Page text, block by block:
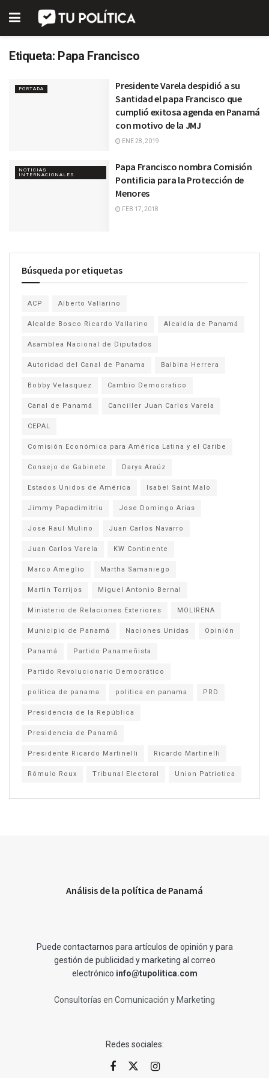
Etiqueta: Papa Francisco
PORTADA
Presidente Varela despidió a su
Santidad el papa Francisco que
cumplió exitosa agenda en Panamá
con motivo de la JMJ
ENE 28, 2019
NOTICIAS
INTERNACIONALES
Papa Francisco nombra Comisión
Pontificia para la Protección de
Menores
FEB 17, 2018
Búsqueda por etiquetas
ACP Alberto Vallarino
Alcalde Bosco Ricardo Vallarino Alcaldía de Panamá
Asamblea Nacional de Diputados
Autoridad del Canal de Panama Balbina Herrera
Bobby Velasquez Cambio Democratico
Canal de Panamá Canciller Juan Carlos Varela
CEPAL
Comisión Económica para América Latina y el Caribe
Consejo de Gabinete Darys Araúz
Estados Unidos de América Isabel Saint Malo
Jimmy Papadimitriu Jose Domingo Arias
Jose Raul Mulino Juan Carlos Navarro
Juan Carlos Varela KW Continente
Marco Ameglio Martha Samaniego
Martin Torrijos Miguel Antonio Bernal
Ministerio de Relaciones Exteriores MOLIRENA
Municipio de Panamá Naciones Unidas Opinión
Panamá Partido Panameñista
Partido Revolucionario Democrático
politica de panama politica en panama PRD
Presidencia de la República
Presidencia de Panamá
Presidente Ricardo Martinelli Ricardo Martinelli
Rómulo Roux Tribunal Electoral Union Patriotica
Análisis de la política de Panamá
Puede contactarnos para artículos de opinión y para
gestión de publicidad y marketing al correo
electrónico info@tupolitica.com
Consultorías en Comunicación y Marketing
Redes sociales: